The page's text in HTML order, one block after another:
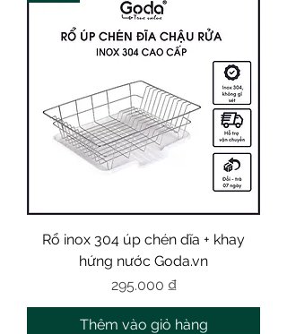
Rổ inox 304 úp chén dĩa + khay
hứng nước Goda.vn
Giá
295.000 ₫
Thêm vào giỏ hàng